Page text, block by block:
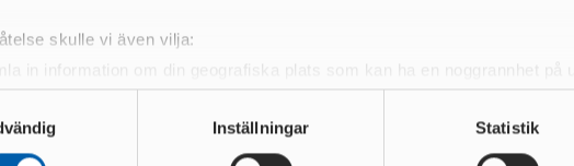
skulle vi även vilja:
in information om din geografiska plats som kan ha en noggrannhet på
mer om hur dina personliga uppgifter behandlas och ställ in dina
ditt samtycke när som helst från cookie-förklaringen.
Inställningar Statistik
ställer upp på 5000 meter.
du
hittar du